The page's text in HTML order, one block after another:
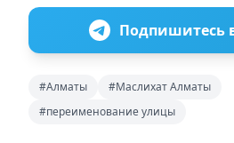
Подпишитесь
#Алматы
#Маслихат Алматы
#переименование улицы